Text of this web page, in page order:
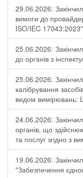
29.06.2026:
вимоги до
ISO/IEC 17043:2023"
25.06.2026:
до органів з
25.06.2026:
калібрування
видом
24.06.2026:
органів, що
та послуг згідно з
19.06.2026:
"Забезпечення